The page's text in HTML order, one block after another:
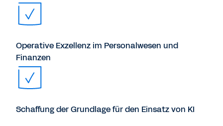
Operative Exzellenz im Personalwesen und
Finanzen
Schaffung der Grundlage für den Einsatz von KI